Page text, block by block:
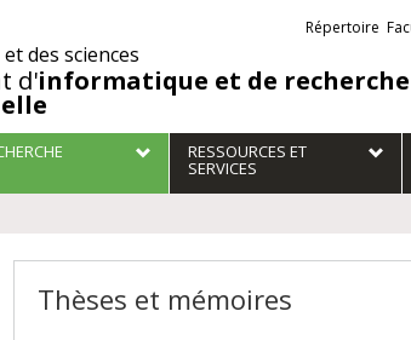
des sciences
d'informatique et de recherche
Liens
externes
Répertoire
RESSOURCES ET
SERVICES
Thèses et mémoires